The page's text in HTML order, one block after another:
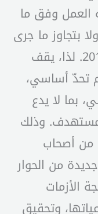
العمل وفق ما
بتجاوز ما جرى
منذ الانهيار الكبير في العام 2019. لذا، يقف
تحدّ أساسي،
بما لا يدع
وذلك
أصحاب
من الحوار
الأزمات
وتحقيق